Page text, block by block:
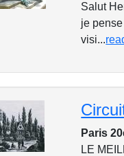
Salut
je
visi...
Paris
LE